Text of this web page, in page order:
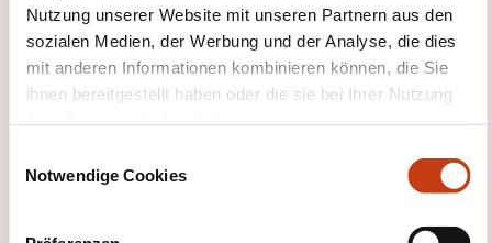
Nutzung unserer Website mit unseren Partnern aus den
sozialen Medien, der Werbung und der Analyse, die dies
mit anderen Informationen kombinieren können, die Sie
ihnen bereitgestellt haben oder die sie bei Ihrer Nutzung
Notwendige Cookies
Hier klicken, um alle
Weiterbildungsfeld